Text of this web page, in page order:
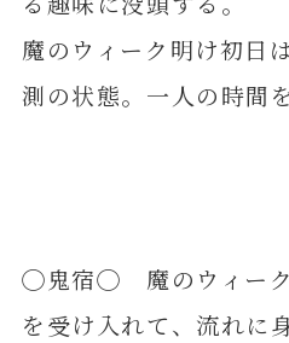
魔のウィーク明け初日
測の状態。一人の時間
◯鬼宿◯ 魔のウィーク
を受け入れて、流れに